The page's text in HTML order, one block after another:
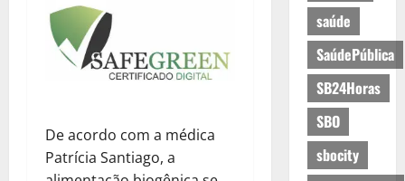
De acordo com a médica
Patrícia Santiago, a
saúde
SaúdePública
SB24Horas
SBO
sbocity